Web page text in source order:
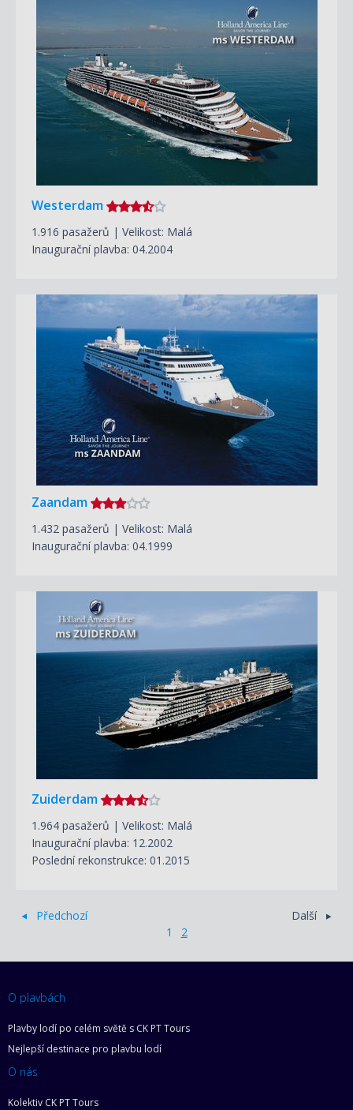
Westerdam
1.916 pasažerů | Velikost: Malá
Inaugurační plavba: 04.2004
Zaandam
1.432 pasažerů | Velikost: Malá
Inaugurační plavba: 04.1999
Zuiderdam
1.964 pasažerů | Velikost: Malá
Inaugurační plavba: 12.2002
Poslední rekonstrukce: 01.2015
Předchozí
Další
1
2
O plavbách
Plavby lodí po celém světě s CK PT Tours
Nejlepší destinace pro plavbu lodí
O nás
Kolektiv CK PT Tours